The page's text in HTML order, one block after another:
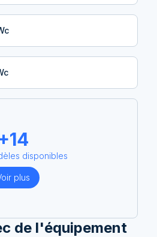
14
disponibles
plus
de l'équipement